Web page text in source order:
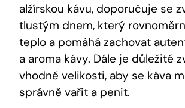
alžírskou kávu, doporučuje se
tlustým dnem, který
teplo a pomáhá zachovat
a aroma kávy. Dále je důležité
vhodné velikosti, aby se káva
správně vařit a penit.